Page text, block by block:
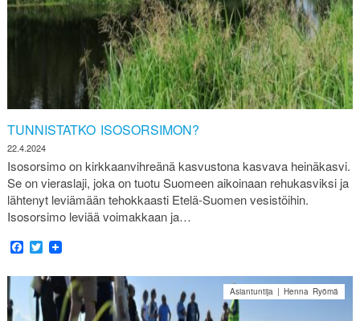
TUNNISTATKO ISOSORSIMON?
22.4.2024
Isosorsimo on kirkkaanvihreänä kasvustona kasvava heinäkasvi.
Se on vieraslaji, joka on tuotu Suomeen aikoinaan rehukasviksi ja
lähtenyt leviämään tehokkaasti Etelä-Suomen vesistöihin.
Isosorsimo leviää voimakkaan ja…
Facebook
Twitter
Asiantuntija | Henna Ryömä